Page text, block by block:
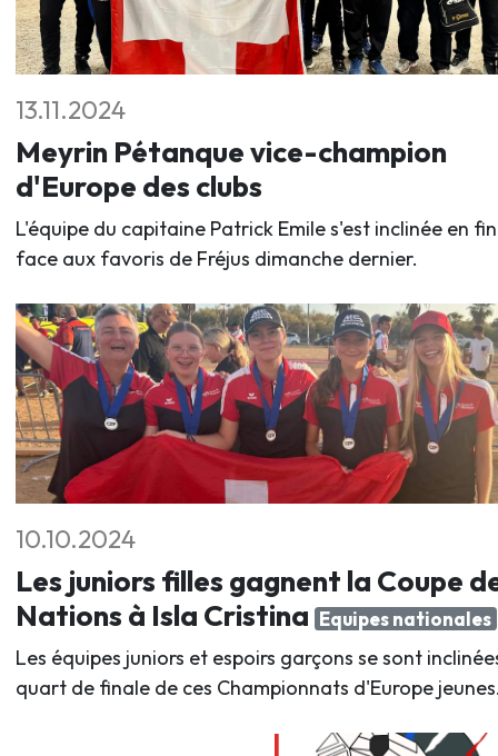
13.11.2024
Meyrin Pétanque vice-champion
d'Europe des clubs
L'équipe du capitaine Patrick Emile s'est inclinée en
face aux favoris de Fréjus dimanche dernier.
10.10.2024
Les juniors filles gagnent la Coupe
Nations à Isla Cristina Equipes nationales
Les équipes juniors et espoirs garçons se sont
quart de finale de ces Championnats d'Europe